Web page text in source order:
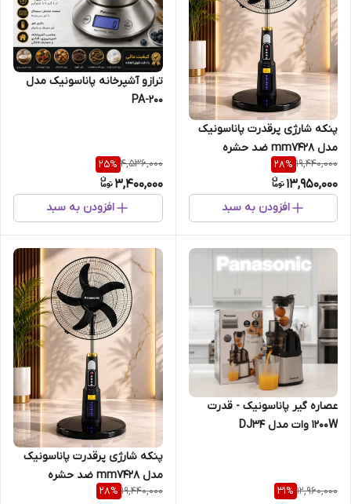
پنکه شارژی پرقدرت پاناسونیک
مدل mm7428 ضد حشره
19,440,000
28%
13,950,000
افزودن به سبد
ترازو آشپرخانه پاناسونیک مدل
PA-200
4,536,000
25%
3,400,000
افزودن به سبد
عصاره گیر پاناسونیک - قدرت
1200W وات مدل DJ34
12,960,000
31%
پنکه شارژی پرقدرت پاناسونیک
مدل mm7428 ضد حشره
19,440,000
28%